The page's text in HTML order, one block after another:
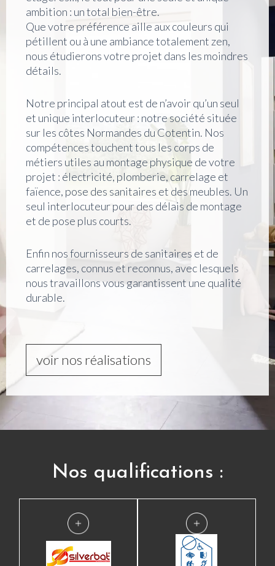
ambition : un total bien-être.
Que votre préférence aille aux couleurs qui
pétillent ou à une ambiance totalement zen,
nous étudierons votre projet dans les moindres
détails.
Notre principal atout est de n’avoir qu’un seul
et unique interlocuteur : notre société située
sur les côtes Normandes du Cotentin. Nos
compétences touchent tous les corps de
métiers utiles au montage physique de votre
projet : électricité, plomberie, carrelage et
faïence, pose des sanitaires et des meubles. Un
seul interlocuteur pour des délais de montage
et de pose plus courts.
Enfin nos fournisseurs de sanitaires et de
carrelages, connus et reconnus, avec lesquels
nous travaillons vous garantissent une qualité
durable.
voir nos réalisations
Nos qualifications :